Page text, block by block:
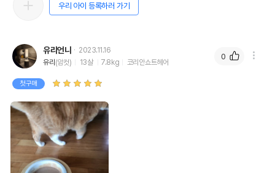
우리 아이 등록하러 가기
유리언니
2023.11.16
유리 (암컷) 13살 7.8kg 코리안쇼트헤어
첫구매
0